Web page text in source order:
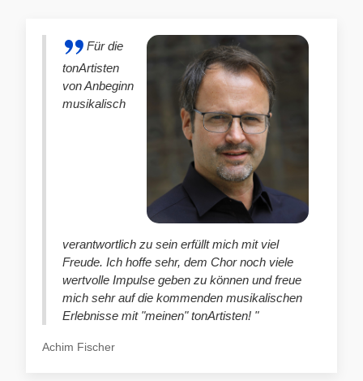
Für die
tonArtisten
von Anbeginn
musikalisch
verantwortlich zu sein erfüllt mich mit viel
Freude. Ich hoffe sehr, dem Chor noch viele
wertvolle Impulse geben zu können und freue
mich sehr auf die kommenden musikalischen
Erlebnisse mit "meinen" tonArtisten! "
Achim Fischer